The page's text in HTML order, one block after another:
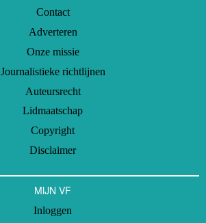
Contact
Adverteren
Onze missie
Journalistieke richtlijnen
Auteursrecht
Lidmaatschap
Copyright
Disclaimer
MIJN VF
Inloggen